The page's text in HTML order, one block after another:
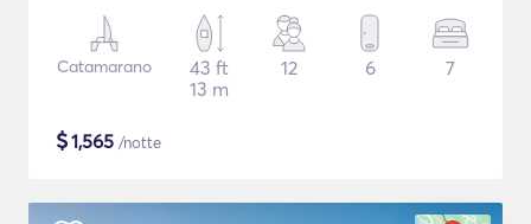
Catamarano
43 ft
13 m
12 6 7
$1,565 /notte